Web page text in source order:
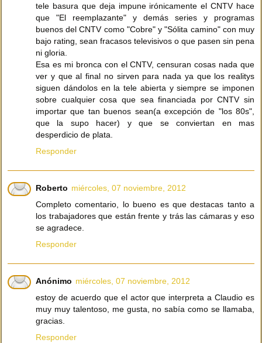
tele basura que deja impune irónicamente el CNTV hace
que "El reemplazante" y demás series y programas
buenos del CNTV como "Cobre" y "Sólita camino" con muy
bajo rating, sean fracasos televisivos o que pasen sin pena
ni gloria.
Esa es mi bronca con el CNTV, censuran cosas nada que
ver y que al final no sirven para nada ya que los realitys
siguen dándolos en la tele abierta y siempre se imponen
sobre cualquier cosa que sea financiada por CNTV sin
importar que tan buenos sean(a excepción de "los 80s",
que la supo hacer) y que se conviertan en mas
desperdicio de plata.
Responder
Roberto miércoles, 07 noviembre, 2012
Completo comentario, lo bueno es que destacas tanto a
los trabajadores que están frente y trás las cámaras y eso
se agradece.
Responder
Anónimo miércoles, 07 noviembre, 2012
estoy de acuerdo que el actor que interpreta a Claudio es
muy muy talentoso, me gusta, no sabía como se llamaba,
gracias.
Responder